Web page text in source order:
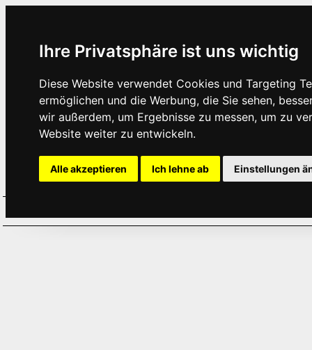
Ihre Privatsphäre ist uns wichtig
Diese Website verwendet Cookies und Targeting
ermöglichen und die Werbung, die Sie sehen,
wir außerdem, um Ergebnisse zu messen, um zu
Website weiter zu entwickeln.
Alle akzeptieren Ich lehne ab Einstellungen